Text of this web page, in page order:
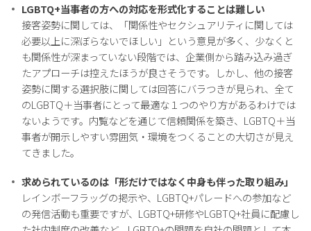
LGBTQ+当事者の方への対応を形式化することは難しい
接客姿勢に関しては、「関係性やセクシュアリティに関しては
必要以上に深ぼらないでほしい」という意見が多く、少なくと
も関係性が深まっていない段階では、企業側から踏み込み過ぎ
たアプローチは控えたほうが良さそうです。しかし、他の接客
姿勢に関する選択肢に関しては回答にバラつきが見られ、全て
のLGBTQ＋当事者にとって最適な１つのやり方があるわけでは
ないようです。内覧などを通じて信頼関係を築き、LGBTQ＋当
事者が開示しやすい雰囲気・環境をつくることの大切さが見え
てきました。
求められているのは「形だけではなく中身も伴った取り組み」
レインボーフラッグの掲示や、LGBTQ+パレードへの参加など
の発信活動も重要ですが、LGBTQ+研修やLGBTQ+社員に配慮し